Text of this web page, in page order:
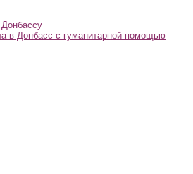
в Донбасс с гуманитарной помощью